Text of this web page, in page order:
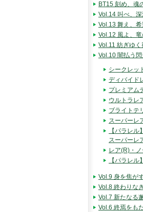
BT15 刻め、魂
Vol.14 叫べ、
Vol.13 舞え、
Vol.12 風よ、
Vol.11 紡ぎゆく
Vol.10 闇払う
シークレッ
ディバイド
プレミアム
ウルトラレ
ブライトテ
スーパーレ
【パラレル
スーパーレ
レア(R)・
【パラレ
Vol.9 身を焦が
Vol.8 終わりな
Vol.7 新たなる
Vol.6 終焉をも